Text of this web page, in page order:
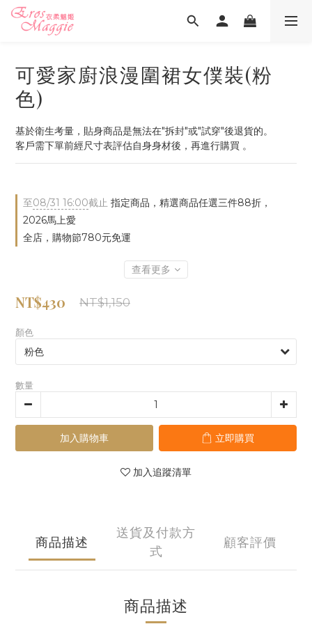
可愛家廚浪漫圍裙女僕裝(粉
色)
基於衛生考量，貼身商品是無法在"拆封"或"試穿"後退貨的。
客戶需下單前經尺寸表評估自身身材後，再進行購買 。
至08/31 16:00截止 指定商品，精選商品任選三件88折，
2026馬上愛
全店，購物節780元免運
查看更多
NT$430 NT$1,150
顏色
數量
加入購物車 立即購買
加入追蹤清單
商品描述
送貨及付款方
式
顧客評價
商品描述